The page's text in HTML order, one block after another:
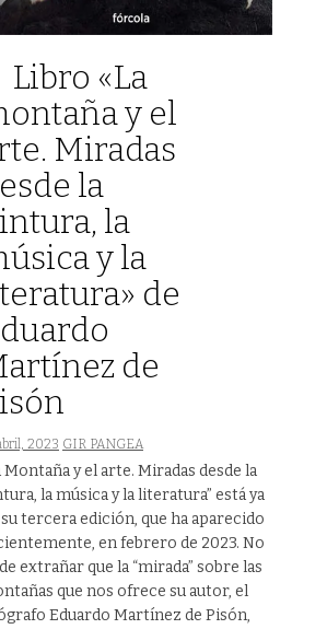
Libro «La
y el
Miradas
la
la
y la
de
de
2023 GIR PANGEA
Montaña y el arte. Miradas desde la
la música y la literatura” está ya
tercera edición, que ha aparecido
en febrero de 2023. No
extrañar que la “mirada” sobre las
que nos ofrece su autor, el
Eduardo Martínez de Pisón,